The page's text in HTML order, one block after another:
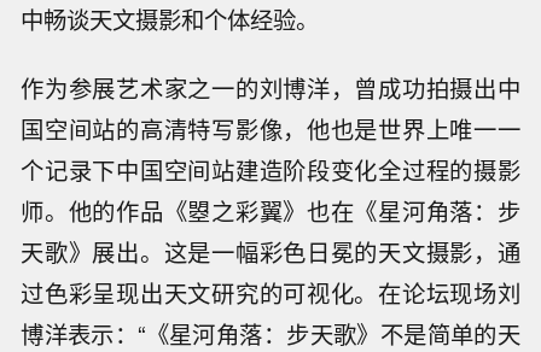
中畅谈天文摄影和个体经验。
作为参展艺术家之一的刘博洋，曾成功拍摄出中
国空间站的高清特写影像，他也是世界上唯一一
个记录下中国空间站建造阶段变化全过程的摄影
师。他的作品《曌之彩翼》也在《星河角落：步
天歌》展出。这是一幅彩色日冕的天文摄影，通
过色彩呈现出天文研究的可视化。在论坛现场刘
博洋表示：“《星河角落：步天歌》不是简单的天